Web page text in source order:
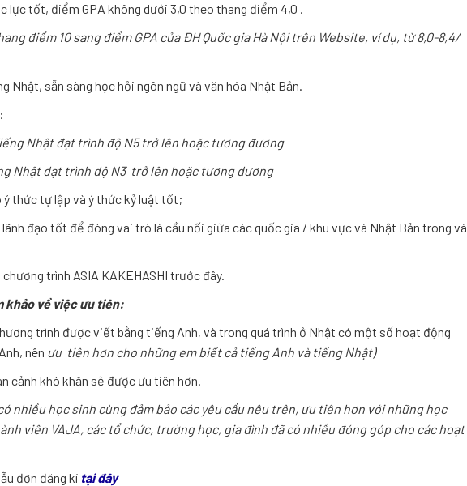
lực tốt, điểm GPA không dưới 3,0 theo thang điểm 4,0 .
điểm 10 sang điểm GPA của ĐH Quốc gia Hà Nội trên Website, ví dụ, từ 8,0-8,4/
Nhật, sẵn sàng học hỏi ngôn ngữ và văn hóa Nhật Bản.
Nhật đạt trình độ N5 trở lên hoặc tương đương
Nhật đạt trình độ N3 trở lên hoặc tương đương
thức tự lập và ý thức kỷ luật tốt;
đạo tốt để đóng vai trò là cầu nối giữa các quốc gia / khu vực và Nhật Bản trong và
trình ASIA KAKEHASHI trước đây.
khảo về việc ưu tiên:
trình được viết bằng tiếng Anh, và trong quá trình ở Nhật có một số hoạt động
nên ưu tiên hơn cho những em biết cả tiếng Anh và tiếng Nhật)
cảnh khó khăn sẽ được ưu tiên hơn.
nhiều học sinh cùng đảm bảo các yêu cầu nêu trên, ưu tiên hơn với những học
viên VAJA, các tổ chức, trường học, gia đình đã có nhiều đóng góp cho các hoạt
đơn đăng kí tại đây